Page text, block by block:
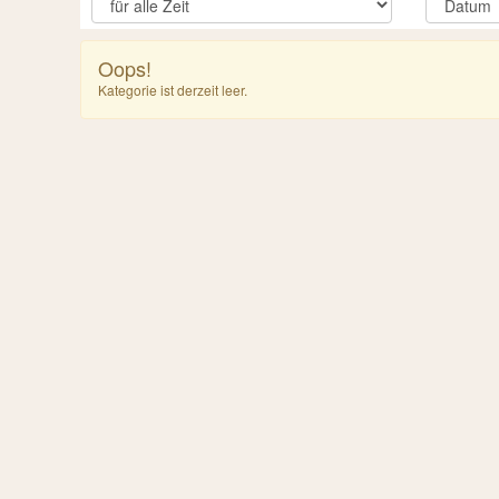
Oops!
Kategorie ist derzeit leer.